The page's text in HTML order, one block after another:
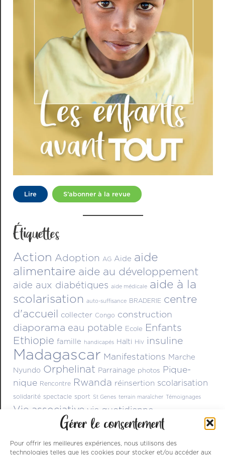
Gérer le consentement
Pour offrir les meilleures expériences, nous utilisons des
technologies telles que les cookies pour stocker et/ou accéder aux
Lire S’abonner à la revue
Étiquettes
Action Adoption AG Aide aide
alimentaire aide au développement
aide aux diabétiques aide médicale aide à la
scolarisation auto-suffisance BRADERIE centre
d'accueil collecter Congo construction
diaporama eau potable Ecole Enfants
Ethiopie famille handicapés Haïti Hiv insuline
Madagascar Manifestations Marche
Nyundo Orphelinat Parrainage photos Pique-
nique Rencontre Rwanda réinsertion scolarisation
solidarité spectacle sport St Genes terrain maraîcher Témoignages
Vie associative vie quotidienne